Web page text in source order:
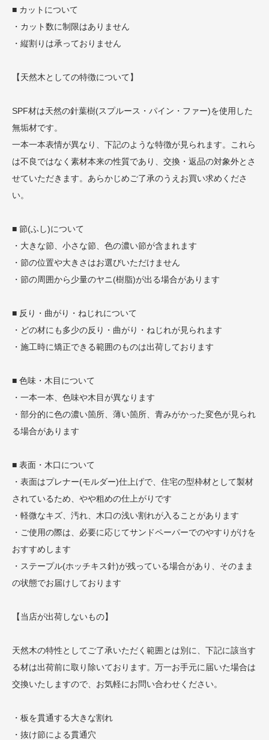
■ カットについて
・カット数に制限はありません
・縦割りは承っておりません
【天然木としての特徴について】
SPF材は天然の針葉樹(スプルース・パイン・ファー)を使用した
無垢材です。
一本一本表情が異なり、下記のような特徴が見られます。これら
は不良ではなく素材本来の性質であり、交換・返品の対象外とさ
せていただきます。あらかじめご了承のうえお買い求めくださ
い。
■ 節(ふし)について
・大きな節、小さな節、色の濃い節が含まれます
・節の位置や大きさはお選びいただけません
・節の周囲から少量のヤニ(樹脂)が出る場合があります
■ 反り・曲がり・ねじれについて
・どの材にも多少の反り・曲がり・ねじれが見られます
・施工時に矯正できる範囲のものは出荷しております
■ 色味・木目について
・一本一本、色味や木目が異なります
・部分的に色の濃い箇所、薄い箇所、青みがかった変色が見られ
る場合があります
■ 表面・木口について
・表面はプレナー(モルダー)仕上げで、住宅の型枠材として製材
されているため、やや粗めの仕上がりです
・軽微なキズ、汚れ、木口の浅い割れが入ることがあります
・ご使用の際は、必要に応じてサンドペーパーでのやすりがけを
おすすめします
・ステープル(ホッチキス針)が残っている場合があり、そのまま
の状態でお届けしております
【当店が出荷しないもの】
天然木の特性としてご了承いただく範囲とは別に、下記に該当す
る材は出荷前に取り除いております。万一お手元に届いた場合は
交換いたしますので、お気軽にお問い合わせください。
・板を貫通する大きな割れ
・抜け節による貫通穴